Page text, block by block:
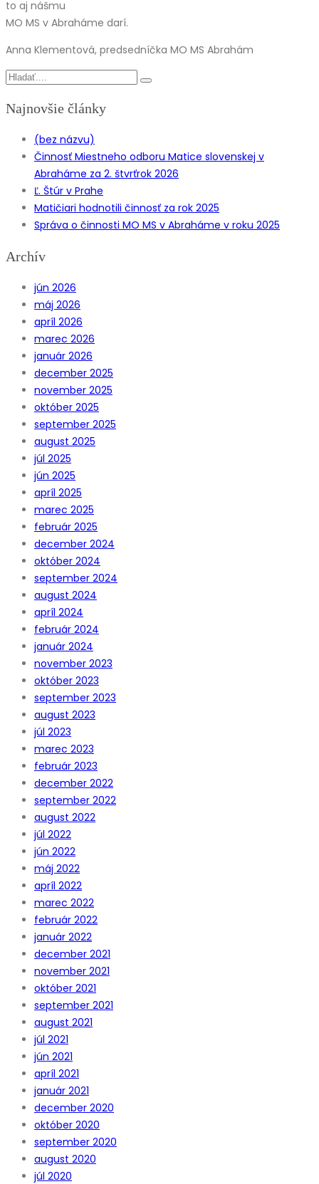
to aj nášmu
MO MS v Abraháme darí.
Anna Klementová, predsedníčka MO MS Abrahám
Najnovšie články
(bez názvu)
Činnosť Miestneho odboru Matice slovenskej v
Abraháme za 2. štvrťrok 2026
Ľ. Štúr v Prahe
Matičiari hodnotili činnosť za rok 2025
Správa o činnosti MO MS v Abraháme v roku 2025
Archív
jún 2026
máj 2026
apríl 2026
marec 2026
január 2026
december 2025
november 2025
október 2025
september 2025
august 2025
júl 2025
jún 2025
apríl 2025
marec 2025
február 2025
december 2024
október 2024
september 2024
august 2024
apríl 2024
február 2024
január 2024
november 2023
október 2023
september 2023
august 2023
júl 2023
marec 2023
február 2023
december 2022
september 2022
august 2022
júl 2022
jún 2022
máj 2022
apríl 2022
marec 2022
február 2022
január 2022
december 2021
november 2021
október 2021
september 2021
august 2021
júl 2021
jún 2021
apríl 2021
január 2021
december 2020
október 2020
september 2020
august 2020
júl 2020